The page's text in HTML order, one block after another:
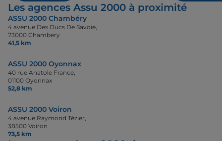
Les agences Assu 2000 à proximité
ASSU 2000 Chambéry
4 avenue Des Ducs De Savoie,
73000 Chambery
41,5 km
ASSU 2000 Oyonnax
40 rue Anatole France,
01100 Oyonnax
52,8 km
ASSU 2000 Voiron
4 avenue Raymond Tézier,
38500 Voiron
73,5 km